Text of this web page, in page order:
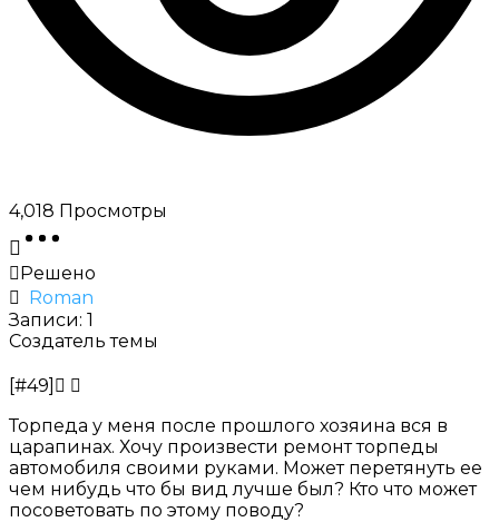
4,018 Просмотры
Решено
Roman
Записи: 1
Создатель темы
[#49]
Торпеда у меня после прошлого хозяина вся в
царапинах. Хочу произвести ремонт торпеды
автомобиля своими руками. Может перетянуть ее
чем нибудь что бы вид лучше был? Кто что может
посоветовать по этому поводу?